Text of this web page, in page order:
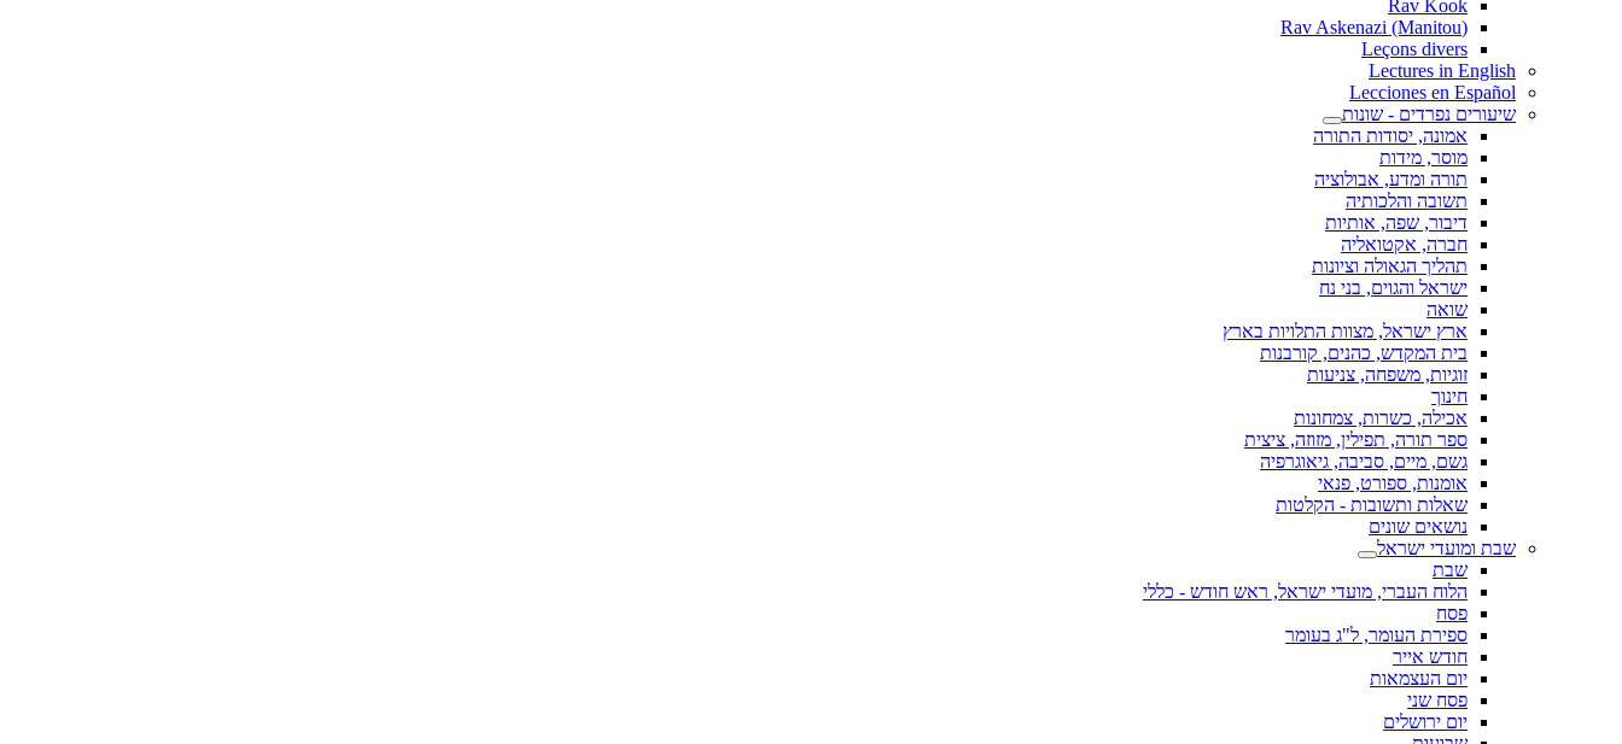
Rav Kook
(Rav Askenazi (Manitou
Leçons divers
Lectures in English
Lecciones en Español
שיעורים נפרדים - שונות
אמונה, יסודות התורה
מוסר, מידות
תורה ומדע, אבולוציה
תשובה והלכותיה
דיבור, שפה, אותיות
חברה, אקטואליה
תהליך הגאולה וציונות
ישראל והגוים, בני נח
שואה
ארץ ישראל, מצוות התלויות בארץ
בית המקדש, כהנים, קורבנות
זוגיות, משפחה, צניעות
חינוך
אכילה, כשרות, צמחונות
ספר תורה, תפילין, מזוזה, ציצית
גשם, מיים, סביבה, גיאוגרפיה
אומנות, ספורט, פנאי
שאלות ותשובות - הקלטות
נושאים שונים
שבת ומועדי ישראל
שבת
הלוח העברי, מועדי ישראל, ראש חודש - כללי
פסח
ספירת העומר, ל"ג בעומר
חודש אייר
יום העצמאות
פסח שני
יום ירושלים